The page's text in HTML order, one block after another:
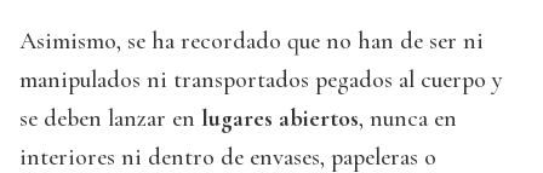
Asimismo, se ha recordado que no han de ser ni
manipulados ni transportados pegados al cuerpo y
se deben lanzar en lugares abiertos, nunca en
interiores ni dentro de envases, papeleras o